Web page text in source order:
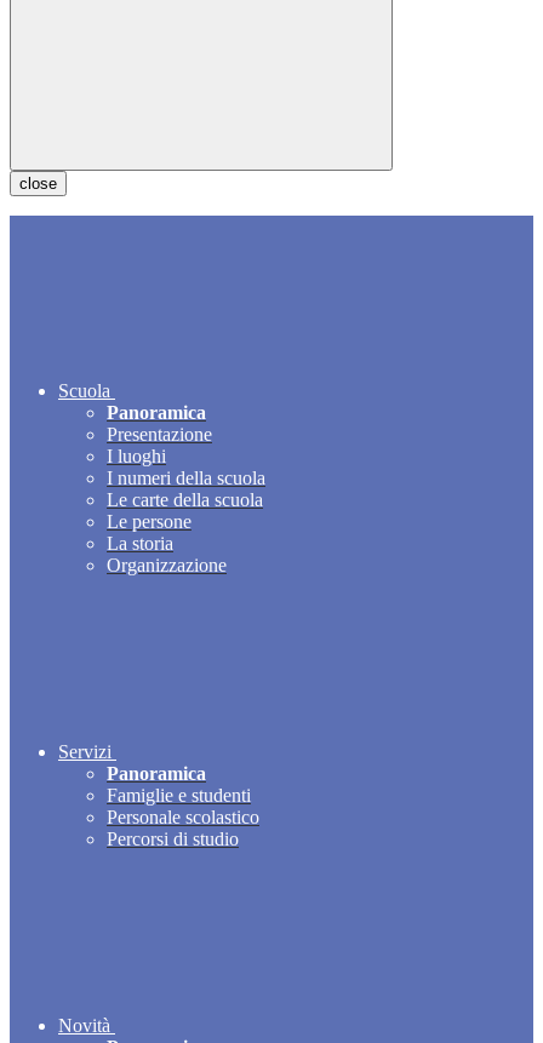
close
Scuola
Panoramica
Presentazione
I luoghi
I numeri della scuola
Le carte della scuola
Le persone
La storia
Organizzazione
Servizi
Panoramica
Famiglie e studenti
Personale scolastico
Percorsi di studio
Novità